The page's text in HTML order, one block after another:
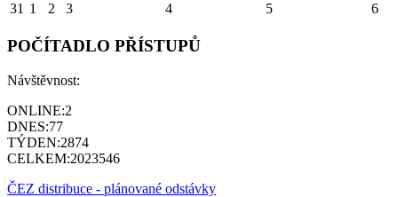
31 1 2 3 4 5 6
POČÍTADLO PŘÍSTUPŮ
Návštěvnost:
ONLINE:2
DNES:77
TÝDEN:2874
CELKEM:2023546
ČEZ distribuce - plánované odstávky